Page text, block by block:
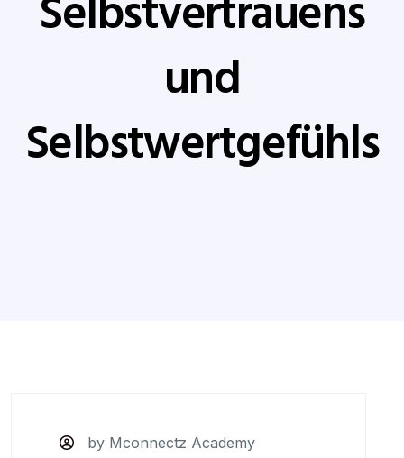
Selbstvertrauens
und
Selbstwertgefühls
by Mconnectz Academy